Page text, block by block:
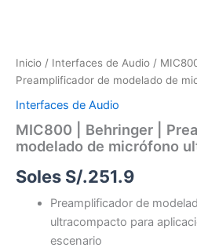
Inicio / Interfaces de Audio /
Preamplificador de modelado de
Interfaces de Audio
MIC800 | Behringer |
modelado de micrófono
Soles S/.251.9
Preamplificador de
ultracompacto para
escenario